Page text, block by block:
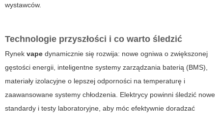
wystawców.
Technologie przyszłości i co warto śledzić
Rynek vape dynamicznie się rozwija: nowe ogniwa o zwiększonej
gęstości energii, inteligentne systemy zarządzania baterią (BMS),
materiały izolacyjne o lepszej odporności na temperaturę i
zaawansowane systemy chłodzenia. Elektrycy powinni śledzić nowe
standardy i testy laboratoryjne, aby móc efektywnie doradzać